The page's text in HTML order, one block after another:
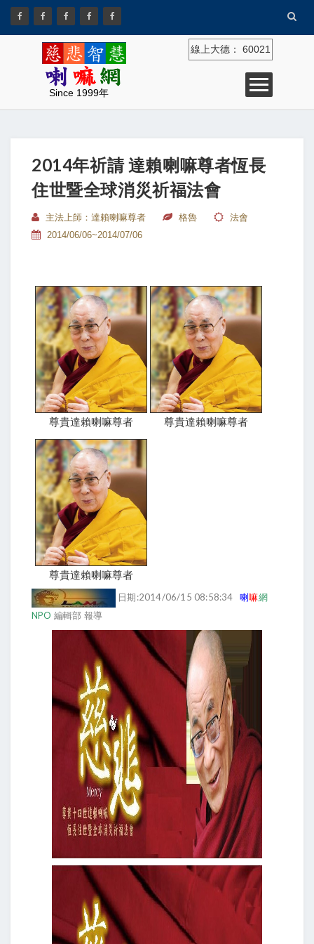
Since 1999年
線上大德： 60021
2014年祈請 達賴喇嘛尊者恆長
住世暨全球消災祈福法會
主法上師：達賴喇嘛尊者 格魯
法會
2014/06/06~2014/07/06
尊貴達賴喇嘛尊者 尊貴達賴喇嘛尊者
尊貴達賴喇嘛尊者
日期:2014/06/15 08:58:34喇嘛網
NPO 編輯部 報導